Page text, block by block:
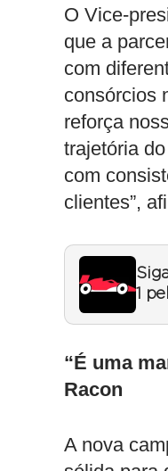
O Vice-
que a
com
consórcios
reforça
trajetória
com
clientes”,
1
“É uma
Racon
A nova